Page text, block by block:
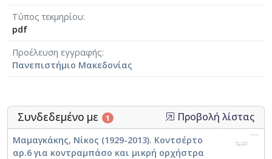
Τύπος τεκμηρίου
pdf
Προέλευση εγγραφής
Πανεπιστήμιο Μακεδονίας
Συνδεδεμένο με 1 Προβολή λίστας
Μαμαγκάκης, Νίκος (1929-2013). Κοντσέρτο
αρ.6 για κοντραμπάσο και μικρή ορχήστρα